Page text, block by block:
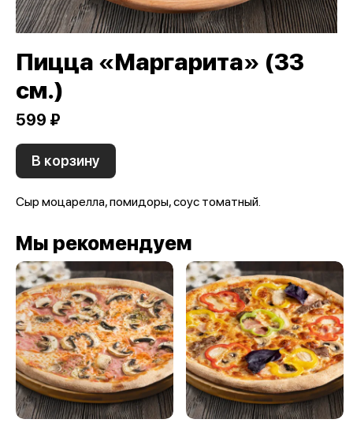
Пицца «Маргарита» (33
см.)
599 ₽
В корзину
Сыр моцарелла, помидоры, соус томатный.
Мы рекомендуем